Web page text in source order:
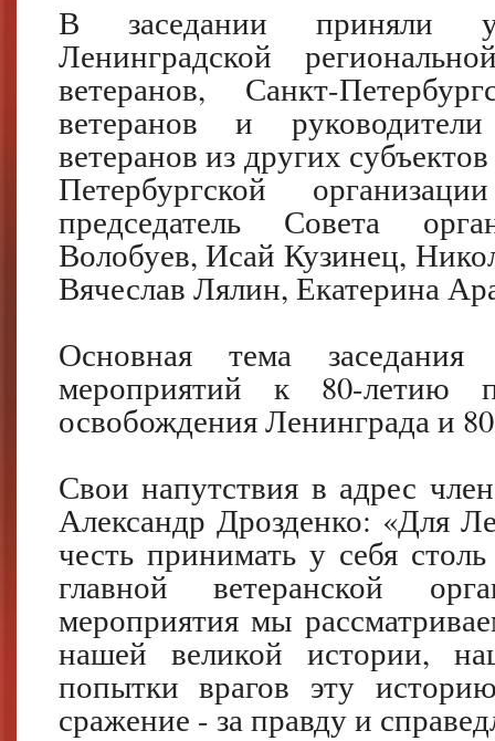
В заседании приняли
Ленинградской
ветеранов, Санкт-
ветеранов и
ветеранов из других
Петербургской
председатель Совета
Волобуев, Исай Кузинец,
Вячеслав Лялин, Екатерина
Основная тема
мероприятий к 80-летию
освобождения Ленинграда и
Свои напутствия в адрес
Александр Дрозденко: «Для
честь принимать у себя
главной ветеранской
мероприятия мы
нашей великой истории,
попытки врагов эту
сражение - за правду и